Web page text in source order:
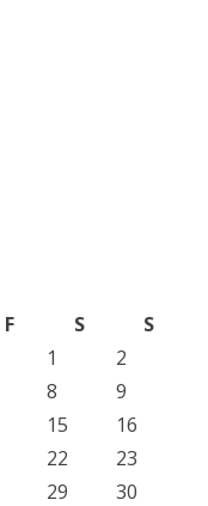
F S
S
1
2
8
9
15
16
22
23
29
30